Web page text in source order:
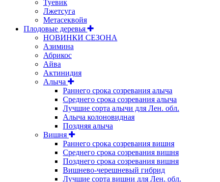
Туевик
Лжетсуга
Метасеквойя
Плодовые деревья
НОВИНКИ СЕЗОНА
Азимина
Абрикос
Айва
Актинидия
Алыча
Раннего срока созревания алыча
Среднего срока созревания алыча
Лучшие сорта алычи для Лен. обл.
Алыча колоновидная
Поздняя алыча
Вишня
Раннего срока созревания вишня
Среднего срока созревания вишня
Позднего срока созревания вишня
Вишнево-черешневый гибрид
Лучшие сорта вишни для Лен. обл.